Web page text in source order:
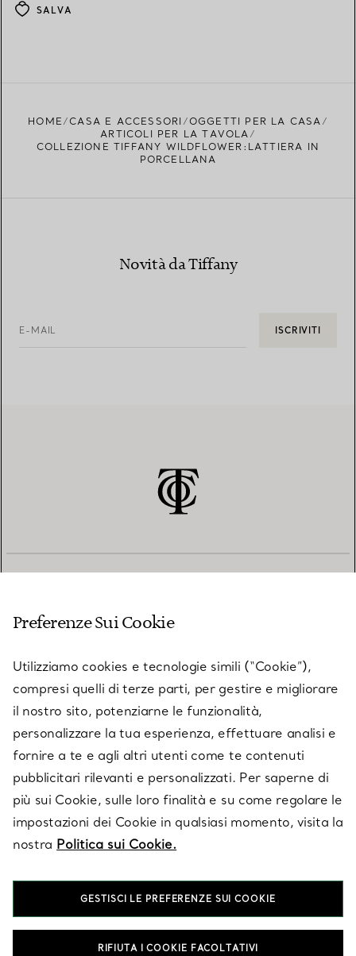
SALVA
HOME CASA E ACCESSORI
OGGETTI PER LA CASA
ARTICOLI PER LA TAVOLA
COLLEZIONE TIFFANY WILDFLOWER:LATTIERA IN
PORCELLANA
Novità da Tiffany
E-MAIL ISCRIVITI
SU TIFFANY & CO.
LEGALE
SEGUICI
Preferenze Sui Cookie
Utilizziamo cookies e tecnologie simili (“Cookie”),
compresi quelli di terze parti, per gestire e migliorare
il nostro sito, potenziarne le funzionalità,
personalizzare la tua esperienza, effettuare analisi e
fornire a te e agli altri utenti come te contenuti
pubblicitari rilevanti e personalizzati. Per saperne di
più sui Cookie, sulle loro finalità e su come regolare le
impostazioni dei Cookie in qualsiasi momento, visita la
nostra Politica sui Cookie.
GESTISCI LE PREFERENZE SUI COOKIE
RIFIUTA I COOKIE FACOLTATIVI